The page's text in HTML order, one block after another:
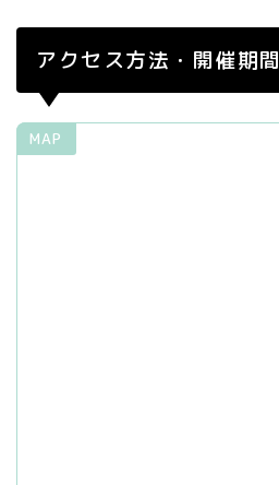
アクセス方法・開催期間
MAP